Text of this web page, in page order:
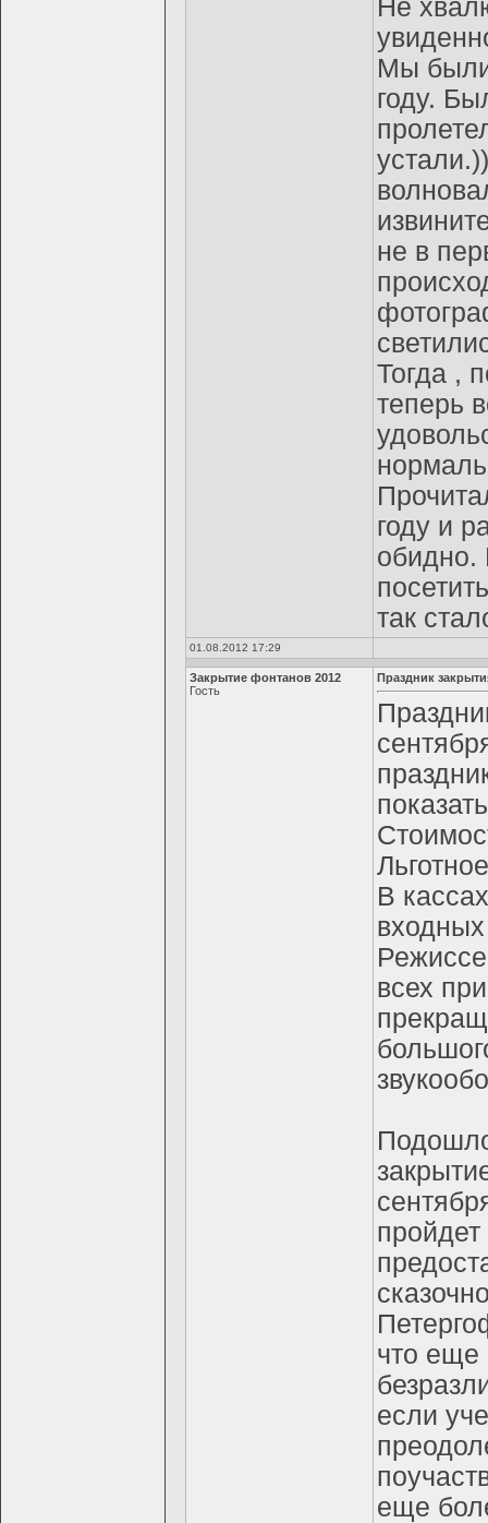
Не
Мы
году.
не в
Тогда ,
теперь
году и
обидно.
так
01.08.2012 17:29
Закрытие фонтанов 2012
Гость
Праздник
В
всех
что еще
если
еще